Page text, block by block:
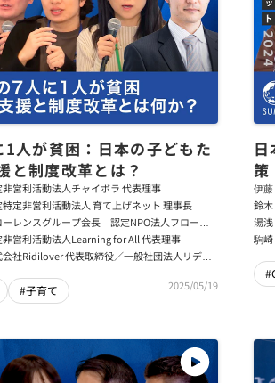
人が貧困：日本の子どもた
と制度改革とは？
非営利活動法人チャイボラ 代表理事
特定非営利活動法人 育て上げネット 理事長
ーレンスグループ会長 認定NPO法人フローレ
会長
非営利活動法人Learning for All 代表理事
社Ridilover 代表取締役／一般社団法人リディ
#子育て 2025/05/19
策
伊藤
鈴木
湯浅
駒